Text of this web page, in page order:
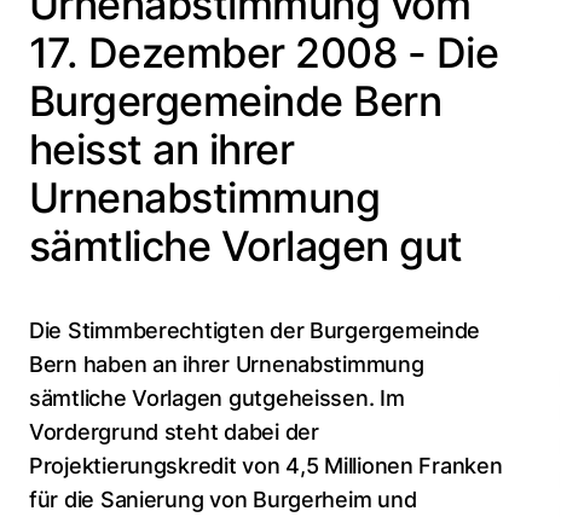
17. Dezember 2008 - Die
Burgergemeinde Bern
heisst an ihrer
Urnenabstimmung
sämtliche Vorlagen gut
Die Stimmberechtigten der Burgergemeinde
Bern haben an ihrer Urnenabstimmung
sämtliche Vorlagen gutgeheissen. Im
Vordergrund steht dabei der
Projektierungskredit von 4,5 Millionen Franken
für die Sanierung von Burgerheim und